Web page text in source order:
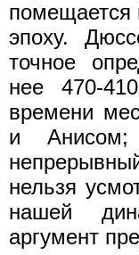
помещается
эпоху.
точное
нее 470-
времени
и Анисом;
нельзя
нашей
аргумент